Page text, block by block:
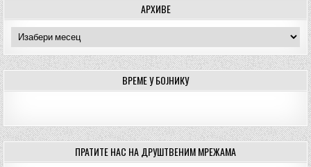
АРХИВЕ
Архиве
ВРЕМЕ У БОЈНИКУ
ПРАТИТЕ НАС НА ДРУШТВЕНИМ МРЕЖАМА